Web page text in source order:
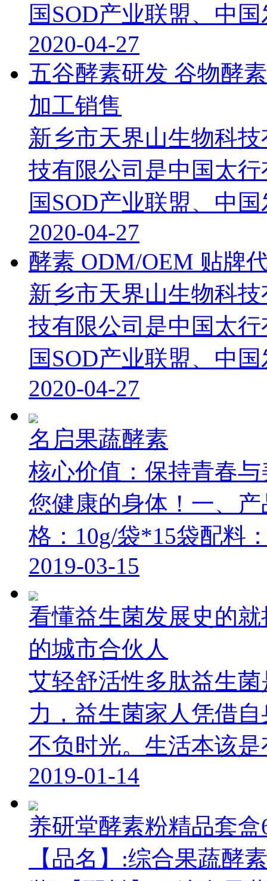
国SOD产业联盟、中
2020-04-27
五谷酵素研发 谷物酵
加工销售
新乡市天界山生物科
技有限公司是中国太
国SOD产业联盟、中
2020-04-27
酵素 ODM/OEM 贴牌
新乡市天界山生物科
技有限公司是中国太
国SOD产业联盟、中
2020-04-27
名启果蔬酵素
核心价值：保持青春
您健康的身体！一、
格：10g/袋*15袋配料
2019-03-15
看懂益生菌发展史的
的城市合伙人
艾轻舒活性多肽益生
力，益生菌家人凭借
不负时光。生活本该
2019-01-14
养研堂酵素粉精品套盒
【品名】:综合果蔬酵